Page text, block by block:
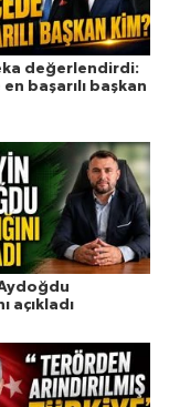
değerlendirdi:
en başarılı başkan
açıkladı